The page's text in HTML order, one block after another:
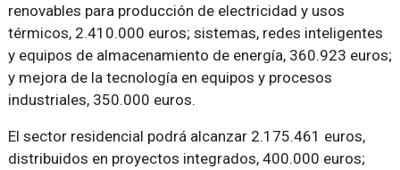
renovables para producción de electricidad y usos
térmicos, 2.410.000 euros; sistemas, redes inteligentes
y equipos de almacenamiento de energía, 360.923 euros;
y mejora de la tecnología en equipos y procesos
industriales, 350.000 euros.
El sector residencial podrá alcanzar 2.175.461 euros,
distribuidos en proyectos integrados, 400.000 euros;